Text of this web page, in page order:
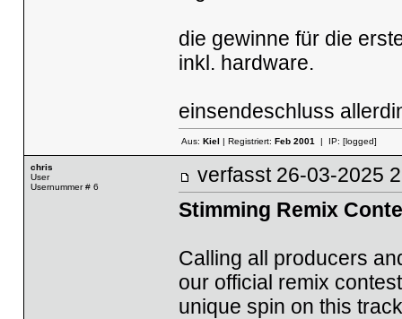
die gewinne für die
inkl. hardware.
einsendeschluss
Aus: Kiel | Registriert: Feb 2001| IP: [logged]
chris
User
Usernummer # 6
verfasst 26-03-
Stimming Remix
Calling all producers
our official remix
unique spin on this